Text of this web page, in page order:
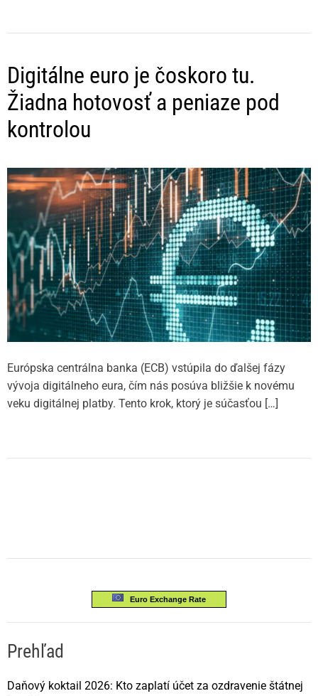
Digitálne euro je čoskoro tu.
Žiadna hotovosť a peniaze pod
kontrolou
Európska centrálna banka (ECB) vstúpila do ďalšej fázy
vývoja digitálneho eura, čím nás posúva bližšie k novému
veku digitálnej platby. Tento krok, ktorý je súčasťou […]
Euro Exchange Rate
Prehľad
Daňový koktail 2026: Kto zaplatí účet za ozdravenie štátnej